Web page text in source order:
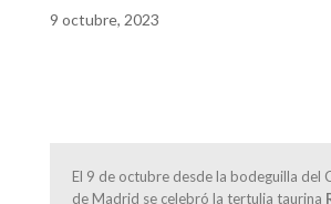
9 octubre, 2023
El 9 de octubre desde la bodeguilla del
de Madrid se celebró la tertulia taurina